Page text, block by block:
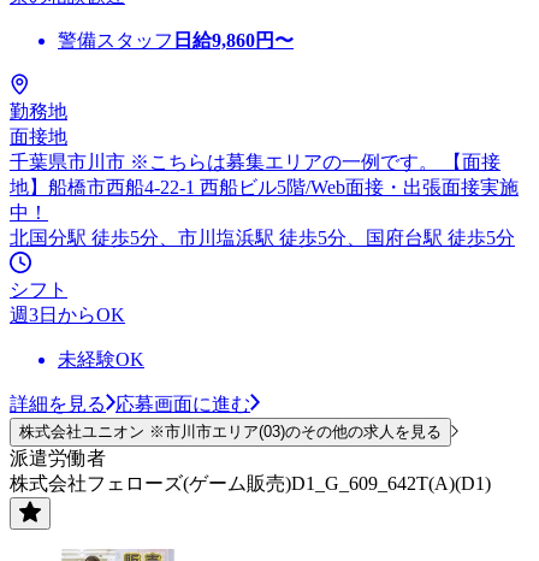
警備スタッフ 日給9,860円〜
勤務地
面接地
千葉県市川市 ※こちらは募集エリアの一例です。 【面接
地】船橋市西船4-22-1 西船ビル5階/Web面接・出張面接実施
中！
北国分駅 徒歩5分、市川塩浜駅 徒歩5分、国府台駅 徒歩5分
シフト
週3日からOK
未経験OK
詳細を見る 応募画面に進む
株式会社ユニオン ※市川市エリア(03)のその他の求人を見る
派遣労働者
株式会社フェローズ(ゲーム販売)D1_G_609_642T(A)(D1)